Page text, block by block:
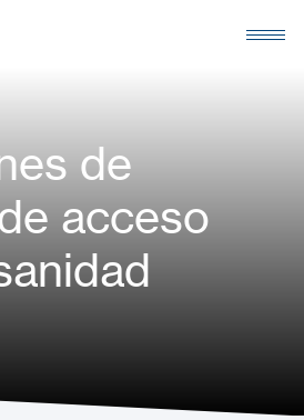
de
acceso